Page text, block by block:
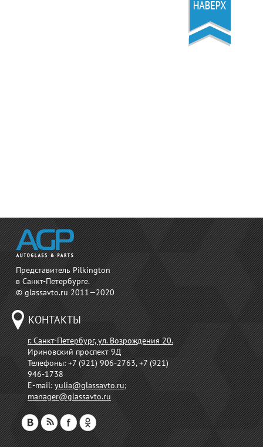
Представитель Pilkington
в Санкт-Петербурге.
© glassavto.ru 2011—2020
КОНТАКТЫ
г. Санкт-Петербург, ул. Возрождения 20.
Ириновский проспект 9Д
Телефоны:+7 (921) 906-2763, +7 (921)
946-1738
E-mail:yulia@glassavto.ru;
manager@glassavto.ru